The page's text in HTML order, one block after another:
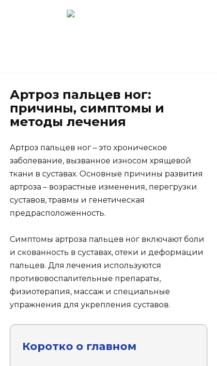
Артроз пальцев ног:
причины, симптомы и
методы лечения
Артроз пальцев ног – это хроническое
заболевание, вызванное износом хрящевой
ткани в суставах. Основные причины развития
артроза – возрастные изменения, перегрузки
суставов, травмы и генетическая
предрасположенность.
Симптомы артроза пальцев ног включают боли
и скованность в суставах, отеки и деформации
пальцев. Для лечения используются
противовоспалительные препараты,
физиотерапия, массаж и специальные
упражнения для укрепления суставов.
Коротко о главном